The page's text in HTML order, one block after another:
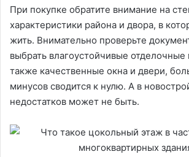
При покупке обратите внимание на
характеристики района и двора, в
жить. Внимательно проверьте
выбрать влагоустойчивые
также качественные окна и двери,
минусов сводится к нулю. А в
недостатков может не быть.